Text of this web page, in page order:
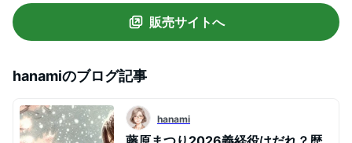
販売サイトへ
hanamiのブログ記事
hanami